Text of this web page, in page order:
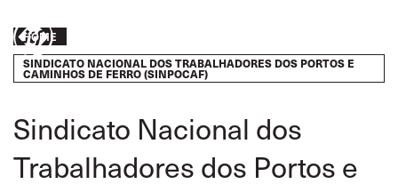
main
content
action
Breadcrumb
HOME
SINDICATO NACIONAL DOS TRABALHADORES DOS PORTOS E
CAMINHOS DE FERRO (SINPOCAF)
Sindicato Nacional dos
Trabalhadores dos Portos e